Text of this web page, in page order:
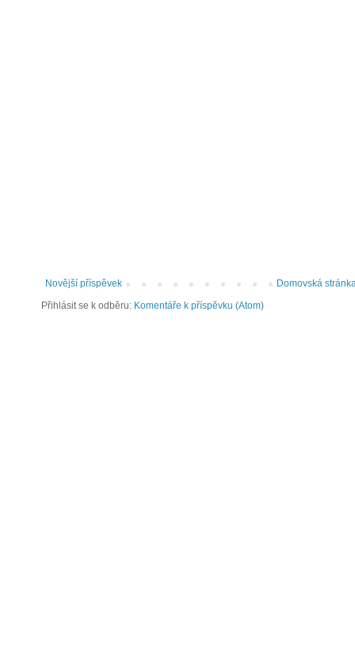
Novější příspěvek
Domovská
Přihlásit se k odběru: Komentáře k příspěvku (Atom)